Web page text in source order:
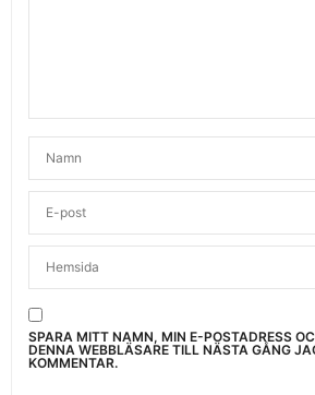
SPARA MITT NAMN, MIN E-POSTADRESS
DENNA WEBBLÄSARE TILL NÄSTA GÅNG
KOMMENTAR.